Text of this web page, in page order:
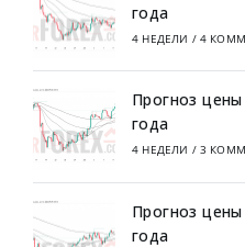
года
4 НЕДЕЛИ / 4
Прогноз
года
4 НЕДЕЛИ / 3
Прогноз
года